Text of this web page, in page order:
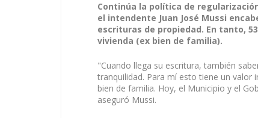
Continúa la política de
el intendente Juan José Mussi
escrituras de propiedad. En tanto,
vivienda (ex bien de familia).
"Cuando llega su escritura, también
tranquilidad. Para mí esto tiene un valor
bien de familia. Hoy, el Municipio y el
aseguró Mussi.